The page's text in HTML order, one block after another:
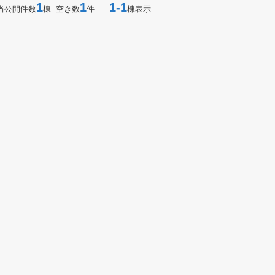
公開件数1棟 空き数1件 1-1棟表示